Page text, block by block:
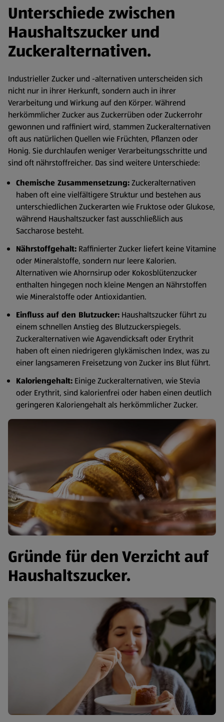
Unterschiede zwischen
Haushaltszucker und
Zuckeralternativen.
Industrieller Zucker und -alternativen unterscheiden sich
nicht nur in ihrer Herkunft, sondern auch in ihrer
Verarbeitung und Wirkung auf den Körper. Während
herkömmlicher Zucker aus Zuckerrüben oder Zuckerrohr
gewonnen und raffiniert wird, stammen Zuckeralternativen
oft aus natürlichen Quellen wie Früchten, Pflanzen oder
Honig. Sie durchlaufen weniger Verarbeitungsschritte und
sind oft nährstoffreicher. Das sind weitere Unterschiede:
Chemische Zusammensetzung:Zuckeralternativen
haben oft eine vielfältigere Struktur und bestehen aus
unterschiedlichen Zuckerarten wie Fruktose oder Glukose,
während Haushaltszucker fast ausschließlich aus
Saccharose besteht.
Nährstoffgehalt: Raffinierter Zucker liefert keine Vitamine
oder Mineralstoffe, sondern nur leere Kalorien.
Alternativen wie Ahornsirup oder Kokosblütenzucker
enthalten hingegen noch kleine Mengen an Nährstoffen
wie Mineralstoffe oder Antioxidantien.
Einfluss auf den Blutzucker: Haushaltszucker führt zu
einem schnellen Anstieg des Blutzuckerspiegels.
Zuckeralternativen wie Agavendicksaft oder Erythrit
haben oft einen niedrigeren glykämischen Index, was zu
einer langsameren Freisetzung von Zucker ins Blut führt.
Kaloriengehalt: Einige Zuckeralternativen, wie Stevia
oder Erythrit, sind kalorienfrei oder haben einen deutlich
geringeren Kaloriengehalt als herkömmlicher Zucker.
Gründe für den Verzicht auf
Haushaltszucker.